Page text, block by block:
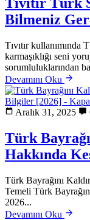
Bilmeniz
Tıvıtır
karmaşıklığı seni
sorumluluklarından
Devamını Oku
Aralık 31, 2025
Türk
Hakkında
Türk Bayrağını
Temeli Türk
2026...
Devamını Oku